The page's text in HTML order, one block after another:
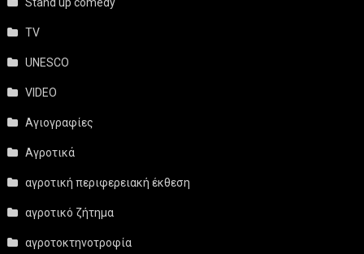
TV
UNESCO
VIDEO
Αγιογραφίες
Αγροτικά
αγροτική περιφερειακή έκθεση
αγροτικό ζήτημα
αγροτοκτηνοτροφία